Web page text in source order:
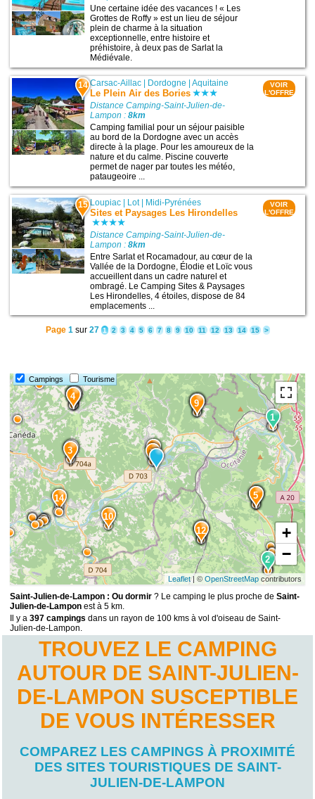
Une certaine idée des vacances ! « Les
Grottes de Roffy » est un lieu de séjour
plein de charme à la situation
exceptionnelle, entre histoire et
préhistoire, à deux pas de Sarlat la
Médiévale.
14 Carsac-Aillac Dordogne |Aquitaine
Le Plein Air des Bories
Distance Camping-Saint-Julien-de-
Lampon :8km
Camping familial pour un séjour paisible
au bord de la Dordogne avec un accès
directe à la plage. Pour les amoureux de la
nature et du calme. Piscine couverte
permet de nager par toutes les météo,
pataugeoire ...
VOIR
L'OFFRE
15 Loupiac | Lot| Midi-Pyrénées
Sites et Paysages Les Hirondelles
Distance Camping-Saint-Julien-de-
Lampon :8km
Entre Sarlat et Rocamadour, au cœur de la
Vallée de la Dordogne, Élodie et Loïc vous
accueillent dans un cadre naturel et
ombragé. Le Camping Sites & Paysages
Les Hirondelles, 4 étoiles, dispose de 84
emplacements ...
VOIR
L'OFFRE
Page 1sur 27 1 2 3 4 5 6 7 8 9 10 11 12 13 14 15 >
Campings Tourisme
15
14
13
12
11
10
9
8
7
6
5
4
3
2
1
3
2
1
+
−
Leaflet| © OpenStreetMapcontributors
Saint-Julien-de-Lampon : Ou dormir ? Le camping le plus proche deSaint-
Julien-de-Lampon est à 5 km.
Il y a397 campings dans un rayon de 100 kms à vol d'oiseau de Saint-
Julien-de-Lampon.
TROUVEZ LE CAMPING
AUTOUR DE SAINT-JULIEN-
DE-LAMPON SUSCEPTIBLE
DE VOUS INTÉRESSER
COMPAREZ LES CAMPINGS À PROXIMITÉ
DES SITES TOURISTIQUES DE SAINT-
JULIEN-DE-LAMPON